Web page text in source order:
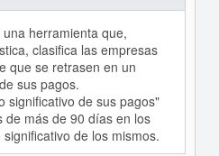
herramienta que,
clasifica las empresas
que se retrasen en un
sus pagos.
significativo de sus pagos"
de más de 90 días en los
de los mismos.